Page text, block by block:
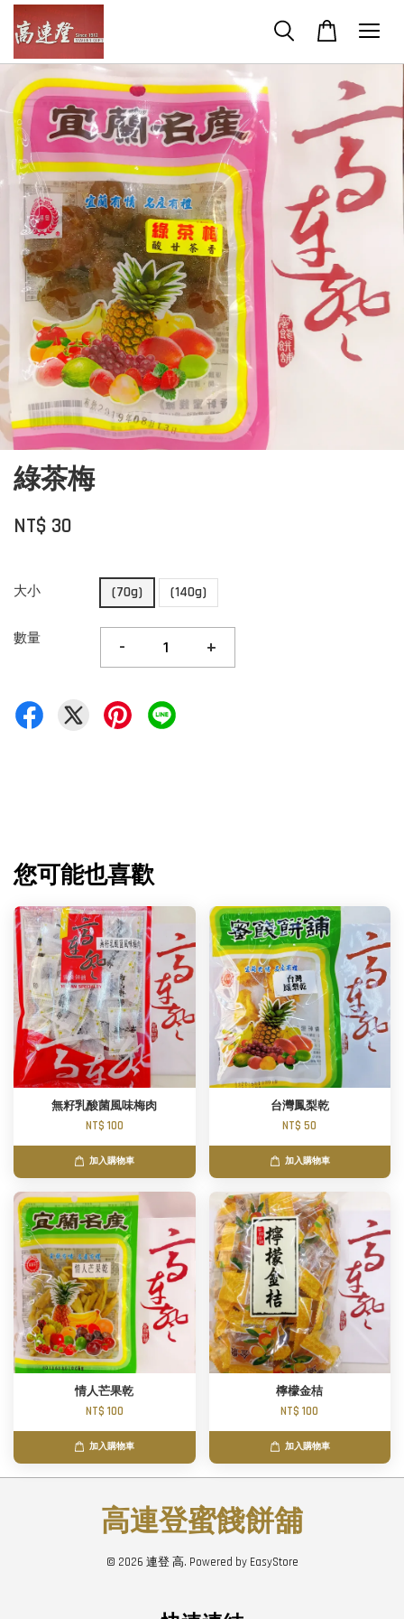
綠茶梅
NT$ 30
大小 (70g) (140g)
數量 - +
您可能也喜歡
無籽乳酸菌風味梅肉
NT$ 100
加入購物車
台灣鳳梨乾
NT$ 50
加入購物車
情人芒果乾
NT$ 100
加入購物車
檸檬金桔
NT$ 100
加入購物車
高連登蜜餞餅舖
© 2026 連登 高. Powered by EasyStore